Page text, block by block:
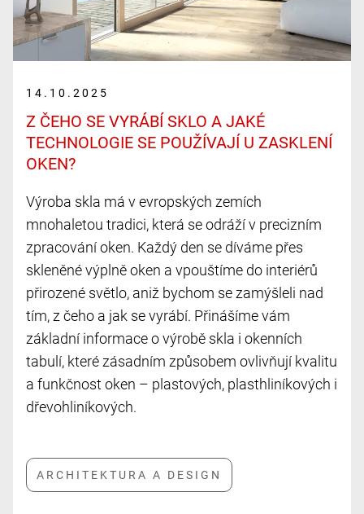
14.10.2025
Z ČEHO SE VYRÁBÍ SKLO A JAKÉ
TECHNOLOGIE SE POUŽÍVAJÍ U ZASKLENÍ
OKEN?
Výroba skla má v evropských zemích
mnohaletou tradici, která se odráží v precizním
zpracování oken. Každý den se díváme přes
skleněné výplně oken a vpouštíme do interiérů
přirozené světlo, aniž bychom se zamýšleli nad
tím, z čeho a jak se vyrábí. Přinášíme vám
základní informace o výrobě skla i okenních
tabulí, které zásadním způsobem ovlivňují kvalitu
a funkčnost oken – plastových, plasthliníkových i
dřevohliníkových.